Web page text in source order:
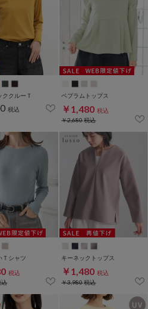
ククルーＴ
税込
ペプラムトップス
￥1,480 税込
￥2,680税込
Ｔシャツ
税込
込
キーネックトップス
￥1,480 税込
￥3,980税込